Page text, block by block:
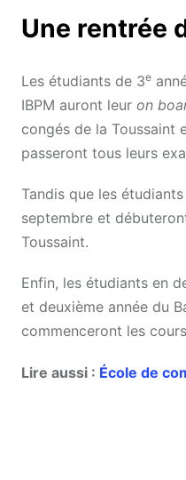
Une rentrée
Les étudiants de 3e
IBPM auront leur on
congés de la Toussaint
passeront tous leurs
Tandis que les
septembre et
Toussaint.
Enfin, les étudiants en
et deuxième année du
commenceront les
Lire aussi : École de